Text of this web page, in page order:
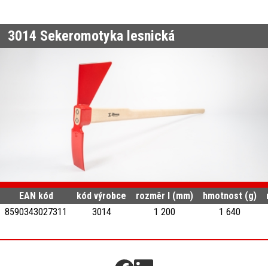
3014 Sekeromotyka lesnická
EAN kód kód výrobce rozměr l (mm) hmotnost (g)
8590343027311
3014 1 200 1 640